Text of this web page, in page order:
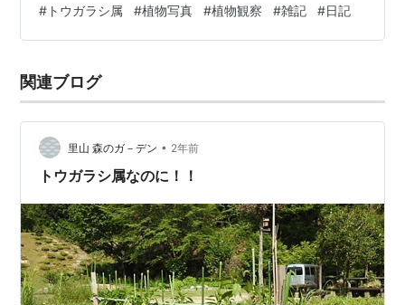
# トウガラシ属 #植物写真 #植物観察 #雑記 #日記
関連ブログ
里山 森のガ－デン • 2年前
トウガラシ属なのに！！